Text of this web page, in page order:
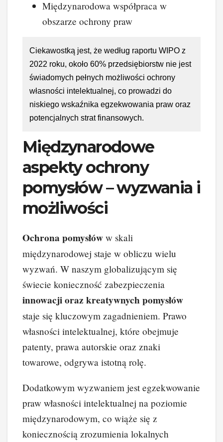
Międzynarodowa współpraca w
obszarze ochrony praw
Ciekawostką jest, że według raportu WIPO z
2022 roku, około 60% przedsiębiorstw nie jest
świadomych pełnych możliwości ochrony
własności intelektualnej, co prowadzi do
niskiego wskaźnika egzekwowania praw oraz
potencjalnych strat finansowych.
Międzynarodowe
aspekty ochrony
pomysłów – wyzwania i
możliwości
Ochrona pomysłów w skali
międzynarodowej staje w obliczu wielu
wyzwań. W naszym globalizującym się
świecie konieczność zabezpieczenia
innowacji oraz kreatywnych pomysłów
staje się kluczowym zagadnieniem. Prawo
własności intelektualnej, które obejmuje
patenty, prawa autorskie oraz znaki
towarowe, odgrywa istotną rolę.
Dodatkowym wyzwaniem jest egzekwowanie
praw własności intelektualnej na poziomie
międzynarodowym, co wiąże się z
koniecznością zrozumienia lokalnych